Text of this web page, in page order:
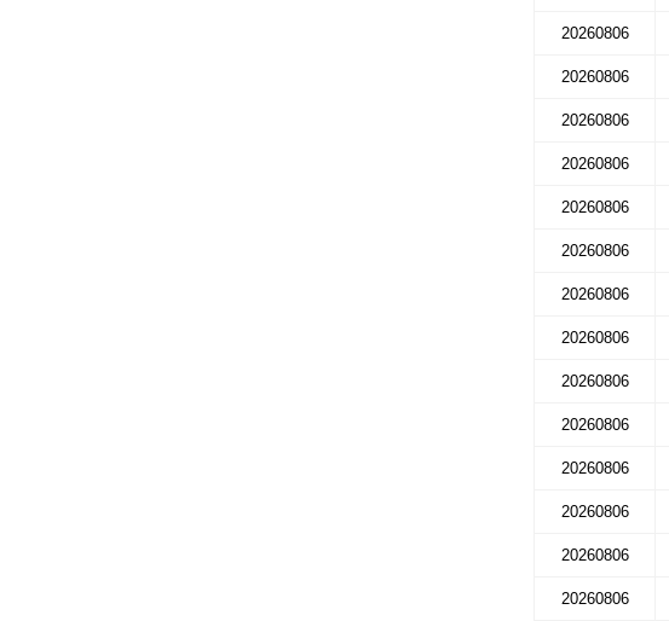
20260806
20260806
20260806
20260806
20260806
20260806
20260806
20260806
20260806
20260806
20260806
20260806
20260806
20260806